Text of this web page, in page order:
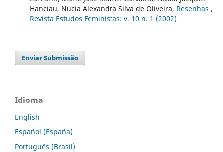
Hanciau, Nucia Alexandra Silva de Oliveira, Resenhas ,
Revista Estudos Feministas: v. 10 n. 1 (2002)
Enviar Submissão
Idioma
English
Español (España)
Português (Brasil)